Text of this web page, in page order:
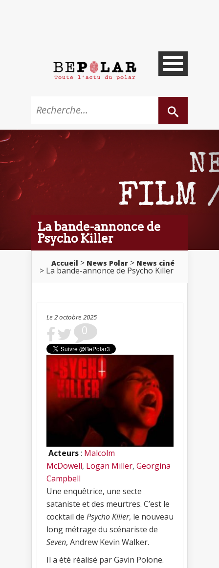
La bande-annonce de
Psycho Killer
Accueil > News Polar > News ciné
> La bande-annonce de Psycho Killer
Le 2 octobre 2025
0
Acteurs: Malcolm
McDowell, Logan Miller, Georgina
Campbell
Une enquêtrice, une secte
sataniste et des meurtres. C’est le
cocktail de Psycho Killer, le nouveau
long métrage du scénariste de
Seven, Andrew Kevin Walker.
Il a été réalisé par Gavin Polone.